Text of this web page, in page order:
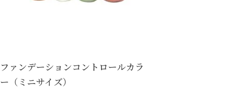
ファンデーションコントロールカラ
ー（ミニサイズ）